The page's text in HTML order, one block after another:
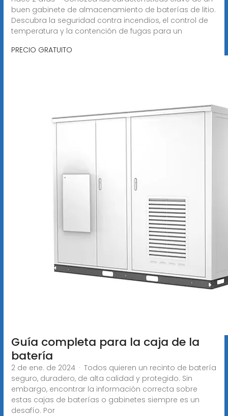
buen gabinete de almacenamiento de baterías de litio.
Descubra la seguridad contra incendios, el control de
temperatura y la contención de fugas para un
PRECIO GRATUITO
Guía completa para la caja de la
batería
2 de ene. de 2024 · Todos quieren un recinto de batería
seguro, duradero, de alta calidad y protegido. Sin
embargo, encontrar la información correcta sobre
estas cajas de baterías o gabinetes siempre es un
desafío. Por